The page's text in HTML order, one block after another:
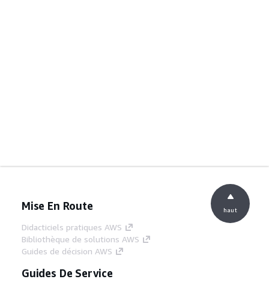
Mise En Route
Didacticiels pratiques AWS
Bibliothèque de solutions AWS
Guides de décision AWS
Guides De Service
haut